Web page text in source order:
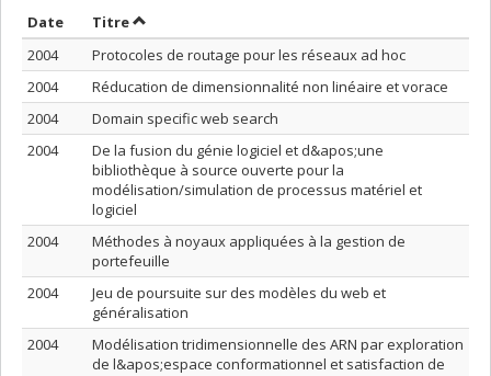
Date Trier par date en ordre décroissant
TitreTrier par titre en ordre décroissant
2004
Protocoles de routage pour les réseaux ad hoc
2004
Réducation de dimensionnalité non linéaire et vorace
2004
Domain specific web search
2004
De la fusion du génie logiciel et d&apos;une
bibliothèque à source ouverte pour la
modélisation/simulation de processus matériel et
logiciel
2004
Méthodes à noyaux appliquées à la gestion de
portefeuille
2004
Jeu de poursuite sur des modèles du web et
généralisation
2004
Modélisation tridimensionnelle des ARN par exploration
de l&apos;espace conformationnel et satisfaction de